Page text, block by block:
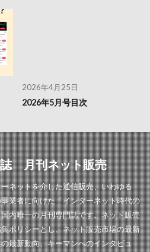
2026年4月25日
2026年5月号目次
月刊ネット販売
ネットを介した通信販売、いわゆる
業者に向けた「インターネット時代の
内唯一の月刊専門誌です。ネット販売
ポリシーとし、ネット販売市場の最新
最新動向、キーマンへのインタビュ